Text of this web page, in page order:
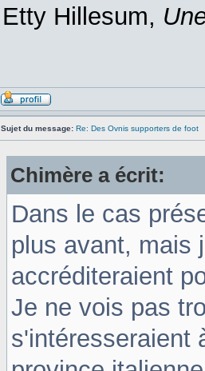
Etty Hillesum,
Sujet du message: Re: Des Ovnis supporters de foot
Chimère a écrit:
Dans le cas
plus avant, mais
accréditeraient
Je ne vois pas
s'intéresseraient